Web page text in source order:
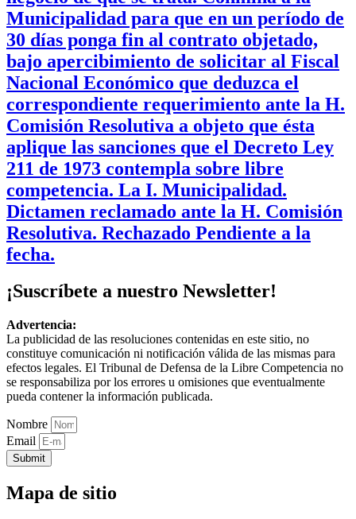
Municipalidad para que en un período de
30 días ponga fin al contrato objetado,
bajo apercibimiento de solicitar al Fiscal
Nacional Económico que deduzca el
correspondiente requerimiento ante la H.
Comisión Resolutiva a objeto que ésta
aplique las sanciones que el Decreto Ley
211 de 1973 contempla sobre libre
competencia. La I. Municipalidad.
Dictamen reclamado ante la H. Comisión
Resolutiva. Rechazado Pendiente a la
fecha.
¡Suscríbete a nuestro Newsletter!
Advertencia:
La publicidad de las resoluciones contenidas en este sitio, no
constituye comunicación ni notificación válida de las mismas para
efectos legales. El Tribunal de Defensa de la Libre Competencia no
se responsabiliza por los errores u omisiones que eventualmente
pueda contener la información publicada.
Nombre
Email
Submit
Mapa de sitio